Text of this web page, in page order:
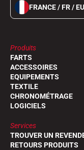
FRANCE / FR /
Produits
FARTS
ACCESSOIRES
EQUIPEMENTS
TEXTILE
CHRONOMÉTRAGE
LOGICIELS
Services
TROUVER UN
RETOURS PRODUITS